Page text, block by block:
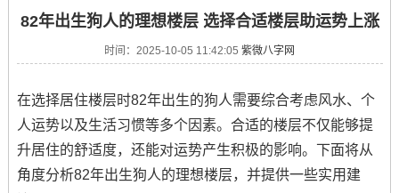
82年出生狗人的理想楼层 选择合适楼层助运势上涨
时间：2025-10-05 11:42:05 紫微八字网
在选择居住楼层时82年出生的狗人需要综合考虑风水、个
人运势以及生活习惯等多个因素。合适的楼层不仅能够提
升居住的舒适度，还能对运势产生积极的影响。下面将从
角度分析82年出生狗人的理想楼层，并提供一些实用建